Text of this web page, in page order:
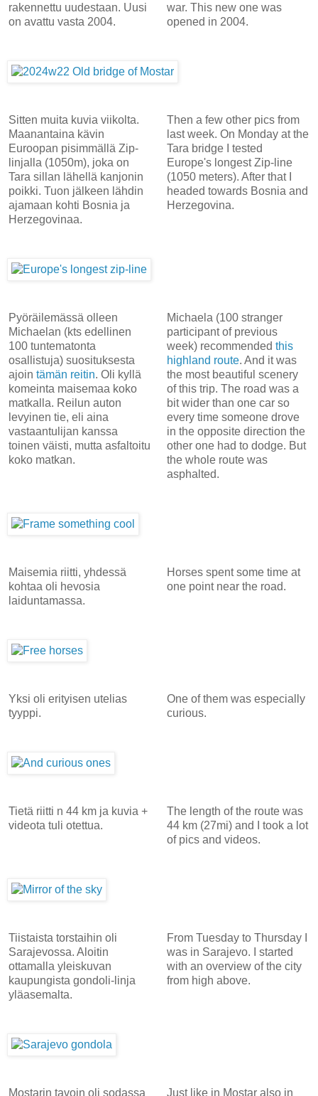
rakennettu uudestaan. Uusi
on avattu vasta 2004.
war. This new one was
opened in 2004.
Sitten muita kuvia viikolta.
Maanantaina kävin
Euroopan pisimmällä Zip-
linjalla (1050m), joka on
Tara sillan lähellä kanjonin
poikki. Tuon jälkeen lähdin
ajamaan kohti Bosnia ja
Herzegovinaa.
Then a few other pics from
last week. On Monday at the
Tara bridge I tested
Europe's longest Zip-line
(1050 meters). After that I
headed towards Bosnia and
Herzegovina.
Pyöräilemässä olleen
Michaelan (kts edellinen
100 tuntematonta
osallistuja) suosituksesta
ajoin tämän reitin. Oli kyllä
komeinta maisemaa koko
matkalla. Reilun auton
levyinen tie, eli aina
vastaantulijan kanssa
toinen väisti, mutta asfaltoitu
koko matkan.
Michaela (100 stranger
participant of previous
week) recommended this
highland route. And it was
the most beautiful scenery
of this trip. The road was a
bit wider than one car so
every time someone drove
in the opposite direction the
other one had to dodge. But
the whole route was
asphalted.
Maisemia riitti, yhdessä
kohtaa oli hevosia
laiduntamassa.
Horses spent some time at
one point near the road.
Yksi oli erityisen utelias
tyyppi.
One of them was especially
curious.
Tietä riitti n 44 km ja kuvia +
videota tuli otettua.
The length of the route was
44 km (27mi) and I took a lot
of pics and videos.
Tiistaista torstaihin oli
Sarajevossa. Aloitin
ottamalla yleiskuvan
kaupungista gondoli-linja
yläasemalta.
From Tuesday to Thursday I
was in Sarajevo. I started
with an overview of the city
from high above.
Mostarin tavoin oli sodassa Just like in Mostar also in